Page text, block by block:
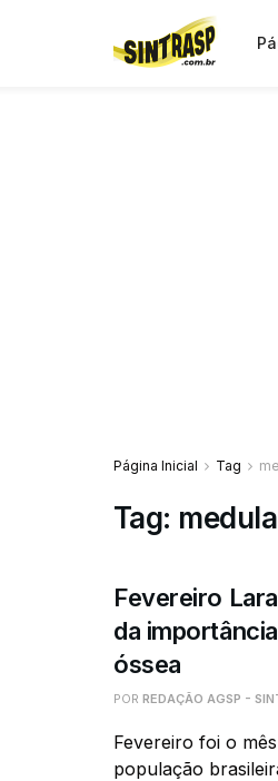
Página Inicial Tag
Tag:
Fevereiro
da
óssea
POR REDAÇÃO AGSP -
Fevereiro foi o
população